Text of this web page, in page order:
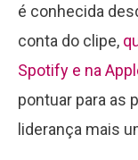
é conhecida
conta do clipe,
Spotify e na
pontuar para as
liderança mais